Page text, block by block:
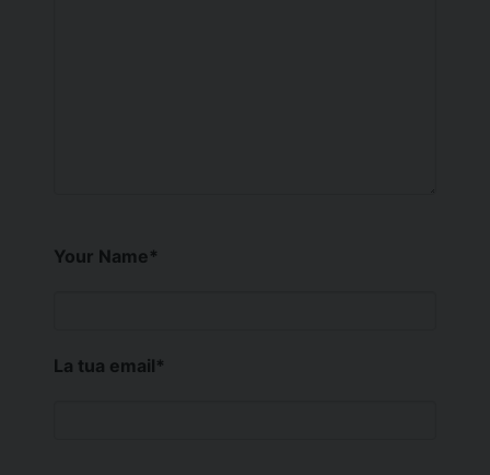
Your Name*
La tua email*